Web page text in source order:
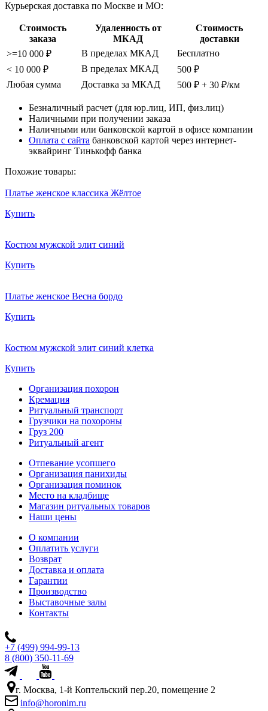
Курьерская доставка по Москве и МО:
Стоимость
заказа
Удаленность от
МКАД
Стоимость
доставки
>=10 000 ₽
В пределах МКАД
Бесплатно
< 10 000 ₽
В пределах МКАД
500 ₽
Любая сумма
Доставка за МКАД 500 ₽ + 30 ₽/км
Безналичный расчет (для юр.лиц, ИП, физ.лиц)
Наличными при получении заказа
Наличными или банковской картой в офисе компании
Оплата с сайта банковской картой через интернет-
эквайринг Тинькофф банка
Похожие товары:
Платье женское классика Жёлтое
Купить
Костюм мужской элит синий
Купить
Платье женское Весна бордо
Купить
Костюм мужской элит синий клетка
Купить
Организация похорон
Кремация
Ритуальный транспорт
Грузчики на похороны
Груз 200
Ритуальный агент
Отпевание усопшего
Организация панихиды
Организация поминок
Место на кладбище
Магазин ритуальных товаров
Наши цены
О компании
Оплатить услуги
Возврат
Доставка и оплата
Гарантии
Производство
Выставочные залы
Контакты
+7 (499) 994-99-13
8 (800) 350-11-69
г. Москва, 1-й Коптельский пер.20, помещение 2
info@horonim.ru